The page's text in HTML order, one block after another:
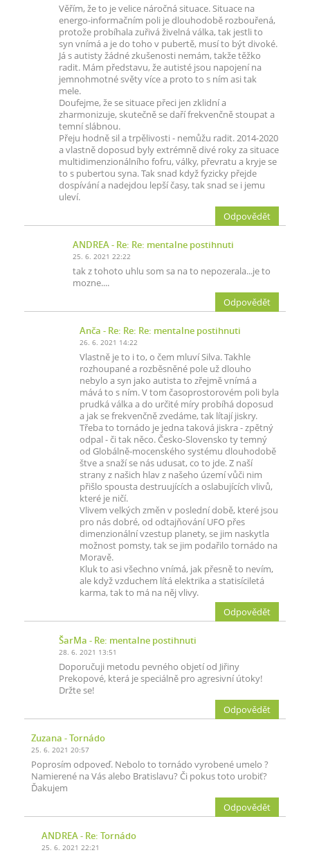
Věřím, že to je velice náročná situace. Situace na
energo-informačním poli je dlouhodobě rozbouřená,
protože probíhala zuřivá živelná válka, tak jestli to
syn vnímá a je do toho v pubertě, musí to být divoké.
Já s autisty žádné zkušenosti nemám, takže těžko
radit. Mám představu, že autisté jsou napojení na
jemnohmotné světy více a proto to s ním asi tak
mele.
Doufejme, že se situace přeci jen zklidní a
zharmonizuje, skutečně se daří frekvenčně stoupat a
temní slábnou.
Přeju hodně sil a trpělivosti - nemůžu radit. 2014-2020
a vlastně doposud byly extrémně divé roky za situace
multidimenzionálního fofru, války, převratu a kryje se
to s pubertou syna. Tak snad když fyzicky přejde
dospívání a nadejdou lepší časy, tak snad se i jemu
uleví.
Odpovědět
ANDREA- Re: Re: mentalne postihnuti
25. 6. 2021 22:22
tak z tohoto uhlu som sa na to nepozerala...je to
mozne....
Odpovědět
Anča - Re: Re: Re: mentalne postihnuti
26. 6. 2021 14:22
Vlastně je to i to, o čem mluví Silva. Takhle
rozhoupané a rozběsněné pole už dlouho
nebylo a syn jako autista to zřejmě vnímá a
mává to s ním. V tom časoprostorovém poli byla
prudká válka a do určité míry probíhá doposud
a jak se frekvenčně zvedáme, tak lítají jiskry.
Třeba to tornádo je jedna taková jiskra - zpětný
odpal - či tak něco. Česko-Slovensko ty temný
od Globálně-mocenského systému dlouhodobě
štve a snaží se nás udusat, co to jde. Z naší
strany z našich hlav z našeho území vůči nim
přišlo spousta destruujících a oslabujících vlivů,
které je ničí.
Vlivem velkých změn v poslední době, které jsou
pro nás dobré, od odtajňování UFO přes
dimenzionální vzestup planety, se jim naskytla
možnost pomsty, tak se jim podařilo tornádo na
Moravě.
Kluk to asi všechno vnímá, jak přesně to nevím,
ale když vzduchem lítá elektrika a statisíciletá
karma, tak to má na něj vlivy.
Odpovědět
ŠarMa - Re: mentalne postihnuti
28. 6. 2021 13:51
Doporučuji metodu pevného objetí od Jiřiny
Prekopové, která je speciálně pro agresivní útoky!
Držte se!
Odpovědět
Zuzana - Tornádo
25. 6. 2021 20:57
Poprosím odpoveď. Nebolo to tornádo vyrobené umelo ?
Namierené na Vás alebo Bratislavu? Či pokus toto urobiť?
Ďakujem
Odpovědět
ANDREA- Re: Tornádo
25. 6. 2021 22:21